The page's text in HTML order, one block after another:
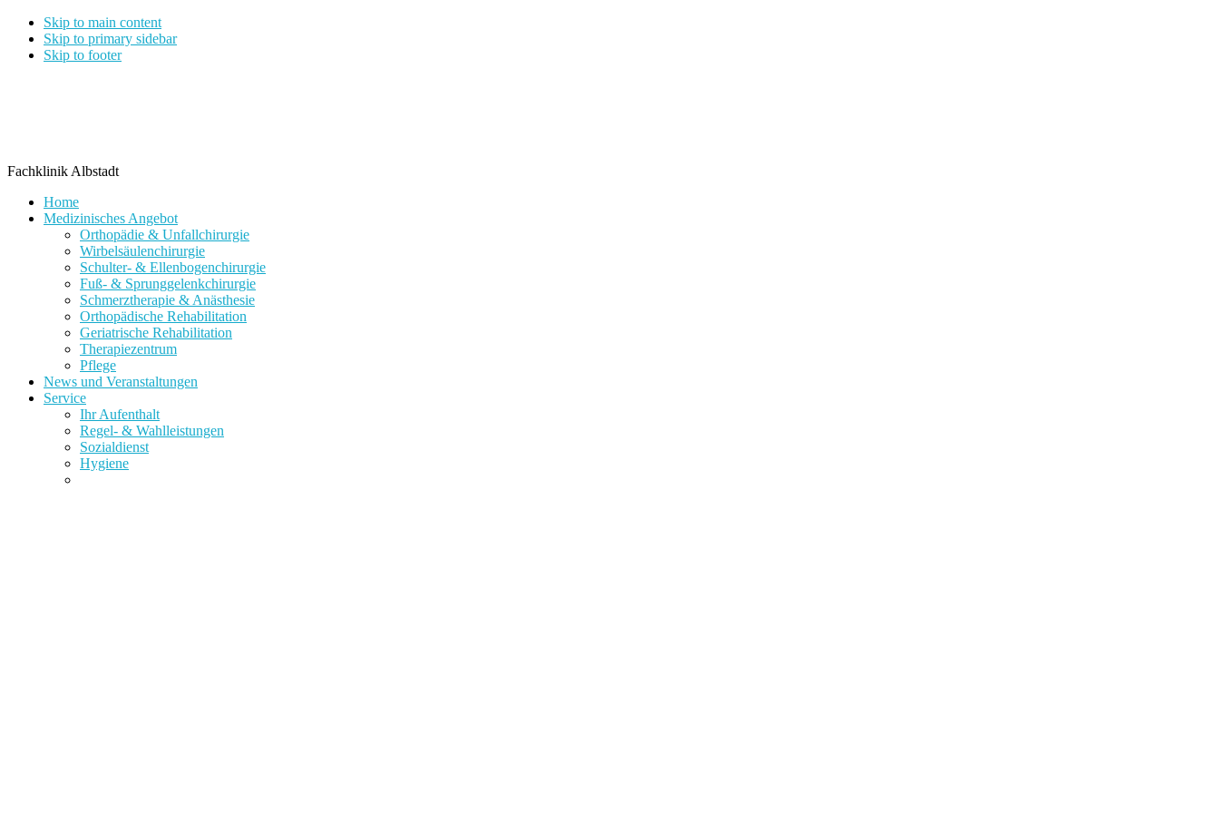
Skip to main content
Skip to primary sidebar
Skip to footer
Fachklinik Albstadt
Home
Medizinisches Angebot
Orthopädie & Unfallchirurgie
Wirbelsäulenchirurgie
Schulter- & Ellenbogenchirurgie
Fuß- & Sprunggelenkchirurgie
Schmerztherapie & Anästhesie
Orthopädische Rehabilitation
Geriatrische Rehabilitation
Therapiezentrum
Pflege
News und Veranstaltungen
Service
Ihr Aufenthalt
Regel- & Wahlleistungen
Sozialdienst
Hygiene